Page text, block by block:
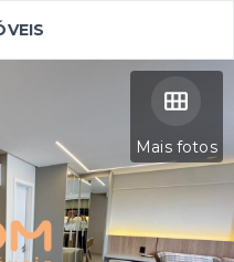
Mais fotos